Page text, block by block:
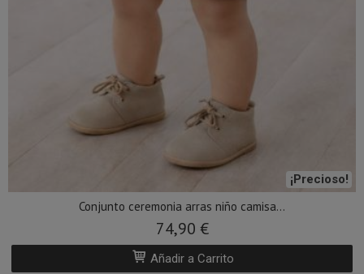
¡Precioso!
Conjunto ceremonia arras niño camisa...
74,90 €
Añadir a Carrito